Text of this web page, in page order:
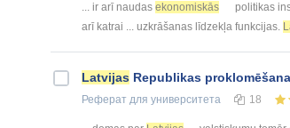
... ir arī naudas ekonomiskās politikas
arī katrai ... uzkrāšanas līdzekļa funkcijas.
Latvijas Republikas
Реферат для университета 18